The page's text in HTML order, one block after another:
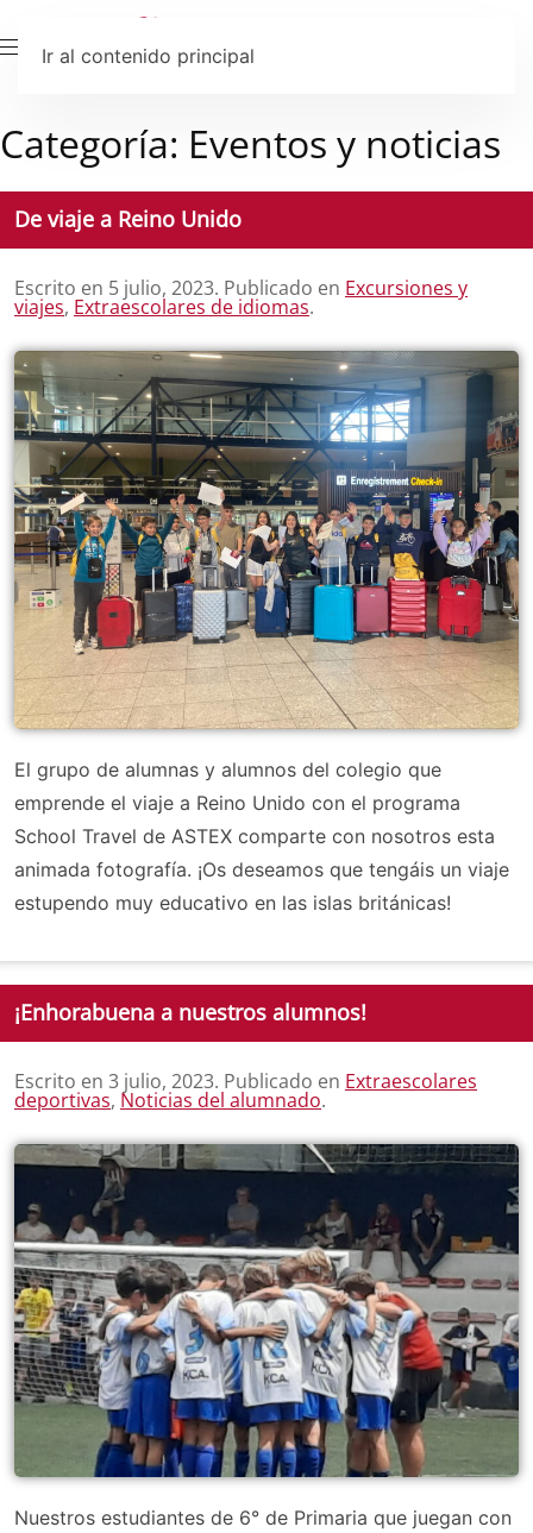
Ir al contenido principal
Categoría: Eventos y noticias
De viaje a Reino Unido
Escrito en 5 julio, 2023. Publicado en Excursiones y
viajes, Extraescolares de idiomas.
El grupo de alumnas y alumnos del colegio que
emprende el viaje a Reino Unido con el programa
School Travel de ASTEX comparte con nosotros esta
animada fotografía. ¡Os deseamos que tengáis un viaje
estupendo muy educativo en las islas británicas!
¡Enhorabuena a nuestros alumnos!
Escrito en 3 julio, 2023. Publicado en Extraescolares
deportivas, Noticias del alumnado.
Nuestros estudiantes de 6° de Primaria que juegan con